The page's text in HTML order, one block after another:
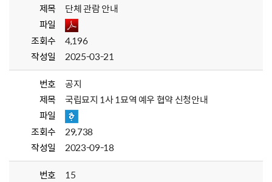
제목
단체 관람 안내
파일
조회수
4,196
작성일
2025-03-21
번호
공지
제목
국립묘지 1사 1묘역 예우 협약 신청안내
파일
조회수
29,738
작성일
2023-09-18
번호
15